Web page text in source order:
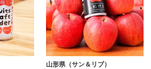
山形県（サン＆リブ）